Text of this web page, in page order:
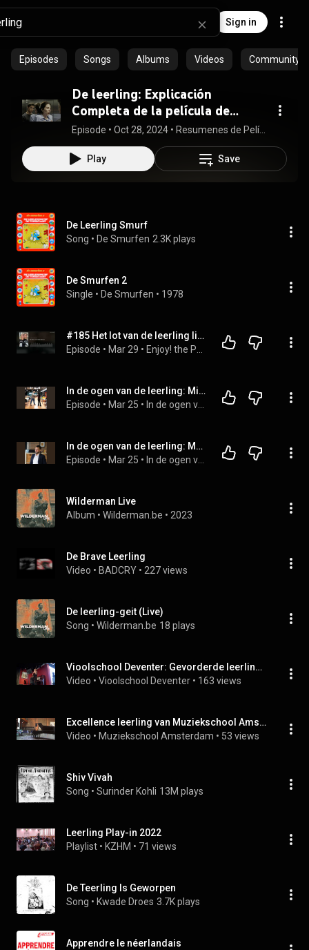
Sign in
Episodes Songs Albums Videos Community
De leerling: Explicación
Completa de la película de
Hollywood en español
Episode • Oct 28, 2024 • Resumenes de Películas Épicas
Play Save
De Leerling Smurf
Song • De Smurfen 2.3K plays
De Smurfen 2
Single • De Smurfen • 1978
#185 Het lot van de leerling ligt bij de leraar
Episode • Mar 29 •
In de ogen van de leerling: Mike
Episode • Mar 25 •
In de ogen van de leerling: Mohamed
Episode • Mar 25 •
Wilderman Live
Album • Wilderman.be • 2023
De Brave Leerling
Video • BADCRY • 227 views
De leerling-geit (Live)
Song • Wilderman.be 18 plays
Vioolschool Deventer: Gevorderde leerling speelt Méditation de Thais.
Video • Vioolschool Deventer • 163 views
Excellence leerling van Muziekschool Amsterdam speelt piano op festival 'de 48 uurs' in Haarlem
Video • Muziekschool Amsterdam • 53 views
Shiv Vivah
Song • Surinder Kohli 13M plays
Leerling Play-in 2022
Playlist • KZHM • 71 views
De Teerling Is Geworpen
Song • Kwade Droes 3.7K plays
Apprendre le néerlandais